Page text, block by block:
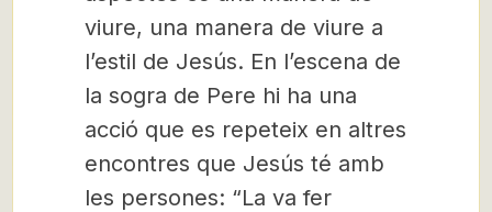
viure, una manera de viure a
l’estil de Jesús. En l’escena de
la sogra de Pere hi ha una
acció que es repeteix en altres
encontres que Jesús té amb
les persones: “La va fer